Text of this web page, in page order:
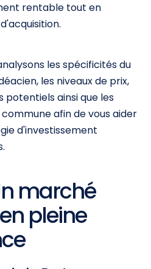
rentable tout en
les spécificités du
les niveaux de prix,
ainsi que les
afin de vous aider
d'investissement
marché
pleine